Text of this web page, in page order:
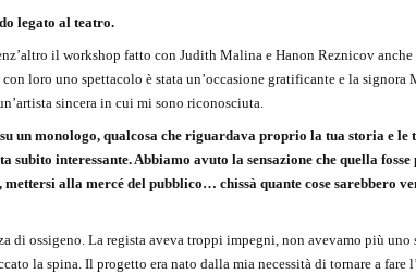
legato al teatro.
il workshop fatto con Judith Malina e Hanon Reznicov anche
loro uno spettacolo è stata un’occasione gratificante e la signora
sincera in cui mi sono riconosciuta.
un monologo, qualcosa che riguardava proprio la tua storia e le
subito interessante. Abbiamo avuto la sensazione che quella
alla mercé del pubblico… chissà quante cose sarebbero
di ossigeno. La regista aveva troppi impegni, non avevamo più uno
la spina. Il progetto era nato dalla mia necessità di tornare a fare